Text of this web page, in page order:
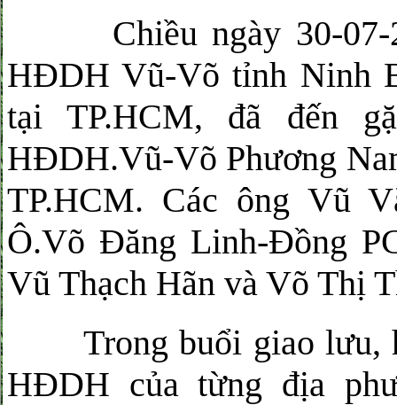
Chiều ngày 30-07-
HĐDH Vũ-Võ tỉnh Ninh
tại TP.HCM, đã đến
HĐDH.Vũ-Võ Phương
TP.HCM. Các ông Vũ
Ô.Võ Đăng Linh-Đồng
Vũ Thạch Hãn và Võ Thị
Trong buổi giao lưu,
HĐDH của từng địa